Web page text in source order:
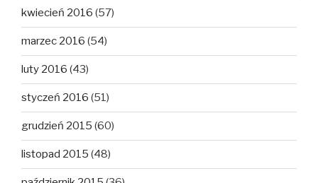
kwiecień 2016 (57)
marzec 2016 (54)
luty 2016 (43)
styczeń 2016 (51)
grudzień 2015 (60)
listopad 2015 (48)